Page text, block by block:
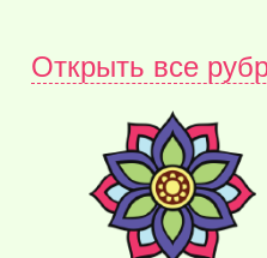
Открыть все